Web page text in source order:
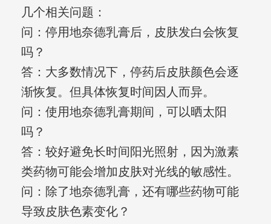
几个相关问题：
问：停用地奈德乳膏后，皮肤发白会恢复
吗？
答：大多数情况下，停药后皮肤颜色会逐
渐恢复。但具体恢复时间因人而异。
问：使用地奈德乳膏期间，可以晒太阳
吗？
答：较好避免长时间阳光照射，因为激素
类药物可能会增加皮肤对光线的敏感性。
问：除了地奈德乳膏，还有哪些药物可能
导致皮肤色素变化？